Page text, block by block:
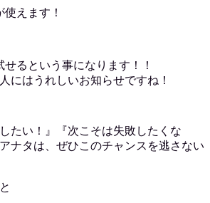
えます！
せるという事になります！！
にはうれしいお知らせですね！
たい！』『次こそは失敗したくな
ナタは、ぜひこのチャンスを逃さない